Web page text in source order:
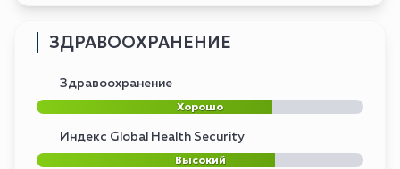
ЗДРАВООХРАНЕНИЕ
Здравоохранение
Хорошо
Индекс Global Health Security
Высокий